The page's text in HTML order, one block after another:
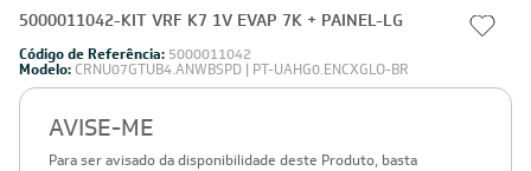
5000011042-KIT VRF K7 1V EVAP 7K + PAINEL-LG
Código de Referência: 5000011042
Modelo: CRNU07GTUB4.ANWBSPD | PT-UAHG0.ENCXGLO-BR
AVISE-ME
Para ser avisado da disponibilidade deste Produto, basta